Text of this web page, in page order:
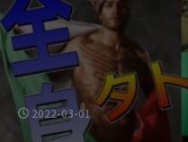
2022-03-01